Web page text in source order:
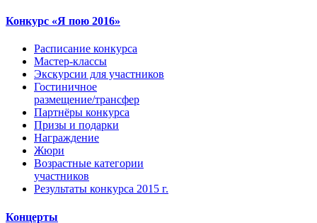
Конкурс «Я пою 2016»
Расписание конкурса
Мастер-классы
Экскурсии для участников
Гостиничное
размещение/трансфер
Партнёры конкурса
Призы и подарки
Награждение
Жюри
Возрастные категории
участников
Результаты конкурса 2015 г.
Концерты